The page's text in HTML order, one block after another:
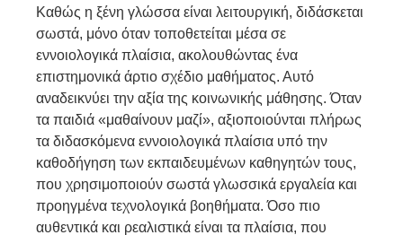
Καθώς η ξένη γλώσσα είναι λειτουργική, διδάσκεται
σωστά, μόνο όταν τοποθετείται μέσα σε
εννοιολογικά πλαίσια, ακολουθώντας ένα
επιστημονικά άρτιο σχέδιο μαθήματος. Αυτό
αναδεικνύει την αξία της κοινωνικής μάθησης. Όταν
τα παιδιά «μαθαίνουν μαζί», αξιοποιούνται πλήρως
τα διδασκόμενα εννοιολογικά πλαίσια υπό την
καθοδήγηση των εκπαιδευμένων καθηγητών τους,
που χρησιμοποιούν σωστά γλωσσικά εργαλεία και
προηγμένα τεχνολογικά βοηθήματα. Όσο πιο
αυθεντικά και ρεαλιστικά είναι τα πλαίσια, που